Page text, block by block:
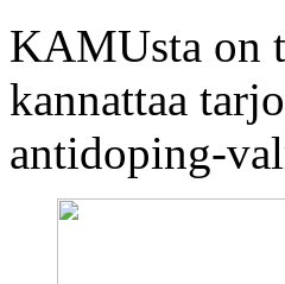
KAMUsta on
kannattaa
antidoping-